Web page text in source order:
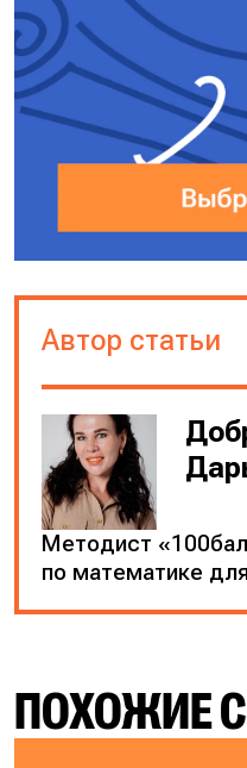
ЛЧ: √(3*2 — 5)
ПЧ: 2 — 3 = -1.
1 ≠ -1 —
Этот корень
уравнению,
Ответ:7.
Автор статьи
Методист
по математике
ПОХОЖИЕ